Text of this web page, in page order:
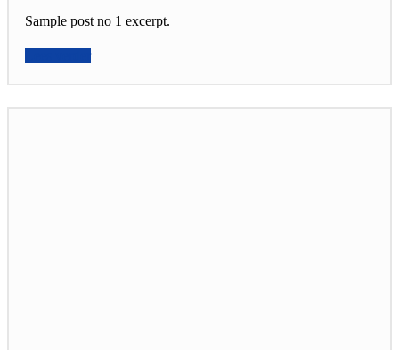
Sample post no 1 excerpt.